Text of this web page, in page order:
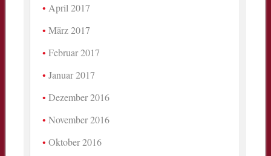
April 2017
März 2017
Februar 2017
Januar 2017
Dezember 2016
November 2016
Oktober 2016